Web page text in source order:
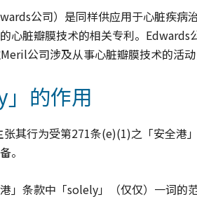
公司）是同样供应用于心脏疾病
心脏瓣膜技术的相关专利。
公司涉及从事心脏瓣膜技术的活动
的作用
其行为受第271条(e)(1)之「安全港
。
」条款中「solely」（仅仅）一词的